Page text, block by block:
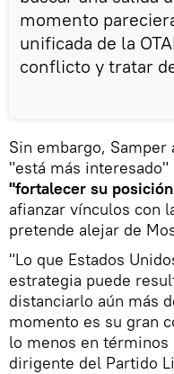
momento
unificada de la
conflicto y tratar
Sin embargo, Samper
"está más
"fortalecer su
afianzar vínculos con
pretende alejar de
"Lo que Estados
estrategia puede
distanciarlo aún más
momento es su gran
lo menos en
dirigente del Partido